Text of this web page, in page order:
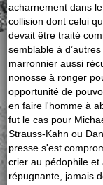
acharnement dans
collision dont celui
devait être traité
semblable à
marronnier aussi
nonosse à ronger
opportunité de
en faire l'homme à
fut le cas pour
Strauss-Kahn ou
presse s'est
crier au pédophile
répugnante, jamais